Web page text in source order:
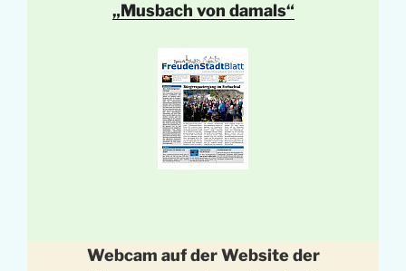
„Musbach von damals“
Webcam auf der Website der